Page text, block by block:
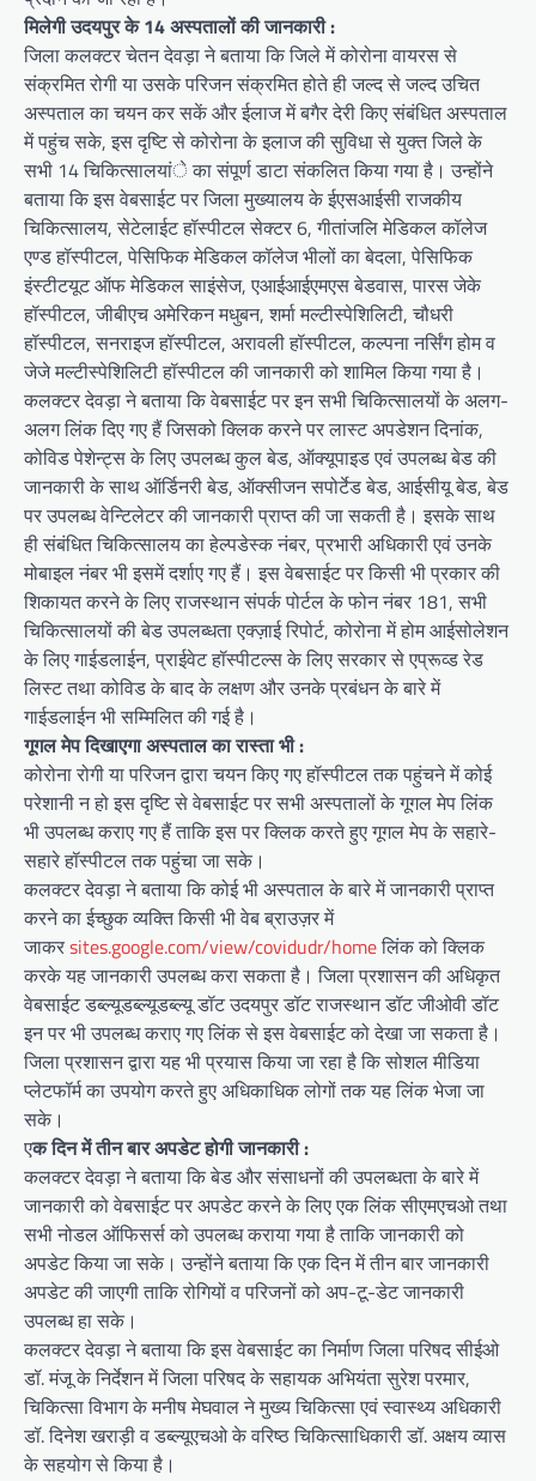
मिलेगी उदयपुर के 14 अस्पतालों की जानकारी :
जिला कलक्टर चेतन देवड़ा ने बताया कि जिले में कोरोना वायरस से
संक्रमित रोगी या उसके परिजन संक्रमित होते ही जल्द से जल्द उचित
अस्पताल का चयन कर सकें और ईलाज में बगैर देरी किए संबंधित अस्पताल
में पहुंच सके, इस दृष्टि से कोरोना के इलाज की सुविधा से युक्त जिले के
सभी 14 चिकित्सालयांे का संपूर्ण डाटा संकलित किया गया है। उन्होंने
बताया कि इस वेबसाईट पर जिला मुख्यालय के ईएसआईसी राजकीय
चिकित्सालय, सेटेलाईट हॉस्पीटल सेक्टर 6, गीतांजलि मेडिकल कॉलेज
एण्ड हॉस्पीटल, पेसिफिक मेडिकल कॉलेज भीलों का बेदला, पेसिफिक
इंस्टीटयूट ऑफ मेडिकल साइंसेज, एआईआईएमएस बेडवास, पारस जेके
हॉस्पीटल, जीबीएच अमेरिकन मधुबन, शर्मा मल्टीस्पेशिलिटी, चौधरी
हॉस्पीटल, सनराइज हॉस्पीटल, अरावली हॉस्पीटल, कल्पना नर्सिंग होम व
जेजे मल्टीस्पेशिलिटी हॉस्पीटल की जानकारी को शामिल किया गया है।
कलक्टर देवड़ा ने बताया कि वेबसाईट पर इन सभी चिकित्सालयों के अलग-
अलग लिंक दिए गए हैं जिसको क्लिक करने पर लास्ट अपडेशन दिनांक,
कोविड पेशेन्ट्स के लिए उपलब्ध कुल बेड, ऑक्यूपाइड एवं उपलब्ध बेड की
जानकारी के साथ ऑर्डिनरी बेड, ऑक्सीजन सपोर्टेड बेड, आईसीयू बेड, बेड
पर उपलब्ध वेन्टिलेटर की जानकारी प्राप्त की जा सकती है। इसके साथ
ही संबंधित चिकित्सालय का हेल्पडेस्क नंबर, प्रभारी अधिकारी एवं उनके
मोबाइल नंबर भी इसमें दर्शाए गए हैं। इस वेबसाईट पर किसी भी प्रकार की
शिकायत करने के लिए राजस्थान संपर्क पोर्टल के फोन नंबर 181, सभी
चिकित्सालयों की बेड उपलब्धता एक्ज़ाई रिपोर्ट, कोरोना में होम आईसोलेशन
के लिए गाईडलाईन, प्राईवेट हॉस्पीटल्स के लिए सरकार से एप्रूव्ड रेड
लिस्ट तथा कोविड के बाद के लक्षण और उनके प्रबंधन के बारे में
गाईडलाईन भी सम्मिलित की गई है।
गूगल मेप दिखाएगा अस्पताल का रास्ता भी :
कोरोना रोगी या परिजन द्वारा चयन किए गए हॉस्पीटल तक पहुंचने में कोई
परेशानी न हो इस दृष्टि से वेबसाईट पर सभी अस्पतालों के गूगल मेप लिंक
भी उपलब्ध कराए गए हैं ताकि इस पर क्लिक करते हुए गूगल मेप के सहारे-
सहारे हॉस्पीटल तक पहुंचा जा सके।
कलक्टर देवड़ा ने बताया कि कोई भी अस्पताल के बारे में जानकारी प्राप्त
करने का ईच्छुक व्यक्ति किसी भी वेब ब्राउज़र में
जाकरsites.google.com/view/covidudr/homeलिंक को क्लिक
करके यह जानकारी उपलब्ध करा सकता है। जिला प्रशासन की अधिकृत
वेबसाईट डब्ल्यूडब्ल्यूडब्ल्यू डॉट उदयपुर डॉट राजस्थान डॉट जीओवी डॉट
इन पर भी उपलब्ध कराए गए लिंक से इस वेबसाईट को देखा जा सकता है।
जिला प्रशासन द्वारा यह भी प्रयास किया जा रहा है कि सोशल मीडिया
प्लेटफॉर्म का उपयोग करते हुए अधिकाधिक लोगों तक यह लिंक भेजा जा
सके।
एक दिन में तीन बार अपडेट होगी जानकारी :
कलक्टर देवड़ा ने बताया कि बेड और संसाधनों की उपलब्धता के बारे में
जानकारी को वेबसाईट पर अपडेट करने के लिए एक लिंक सीएमएचओ तथा
सभी नोडल ऑफिसर्स को उपलब्ध कराया गया है ताकि जानकारी को
अपडेट किया जा सके। उन्होंने बताया कि एक दिन में तीन बार जानकारी
अपडेट की जाएगी ताकि रोगियों व परिजनों को अप-टू-डेट जानकारी
उपलब्ध हा सके।
कलक्टर देवड़ा ने बताया कि इस वेबसाईट का निर्माण जिला परिषद सीईओ
डॉ. मंजू के निर्देशन में जिला परिषद के सहायक अभियंता सुरेश परमार,
चिकित्सा विभाग के मनीष मेघवाल ने मुख्य चिकित्सा एवं स्वास्थ्य अधिकारी
डॉ. दिनेश खराड़ी व डब्ल्यूएचओ के वरिष्ठ चिकित्साधिकारी डॉ. अक्षय व्यास
के सहयोग से किया है।